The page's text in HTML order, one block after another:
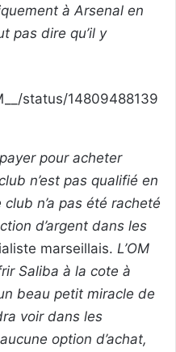
à Arsenal en
pas dire qu’il y
status/14809488139
pour acheter
n’est pas qualifié en
n’a pas été racheté
d’argent dans les
marseillais. L’OM
Saliba à la cote à
beau petit miracle de
voir dans les
option d’achat,